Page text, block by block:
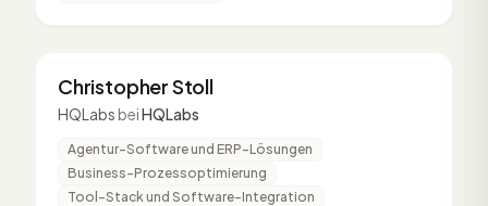
CS
Christopher Stoll
HQLabs beiHQLabs
Agentur-Software und ERP-Lösungen
Business-Prozessoptimierung
Tool-Stack und Software-Integration